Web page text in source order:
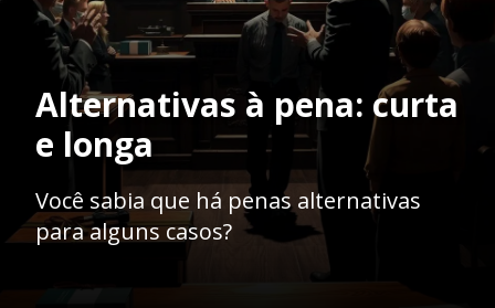
Alternativas à pena: curta
e longa
Você sabia que há penas alternativas
para alguns casos?